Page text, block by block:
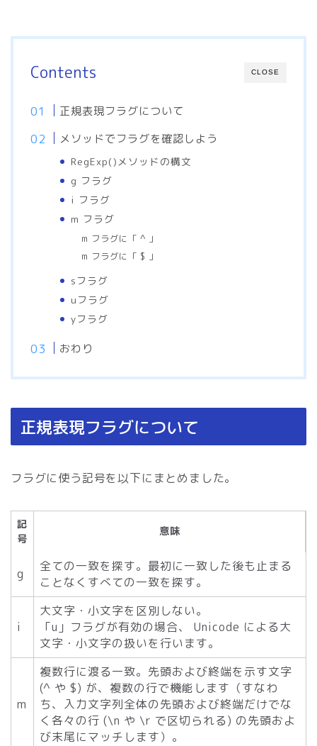
CLOSE
Contents
正規表現フラグについて
メソッドでフラグを確認しよう
RegExp()メソッドの構文
g フラグ
i フラグ
m フラグ
m フラグに「 ^ 」
m フラグに「 $ 」
sフラグ
uフラグ
yフラグ
おわり
正規表現フラグについて
フラグに使う記号を以下にまとめました。
記
号
意味
g
全ての一致を探す。最初に一致した後も止まる
ことなくすべての一致を探す。
i
大文字・小文字を区別しない。
「u」フラグが有効の場合、 Unicode による大
文字・小文字の扱いを行います。
m
複数行に渡る一致。先頭および終端を示す文字
(^ や $) が、複数の行で機能します（すなわ
ち、入力文字列全体の先頭および終端だけでな
く各々の行 (\n や \r で区切られる) の先頭およ
び末尾にマッチします）。